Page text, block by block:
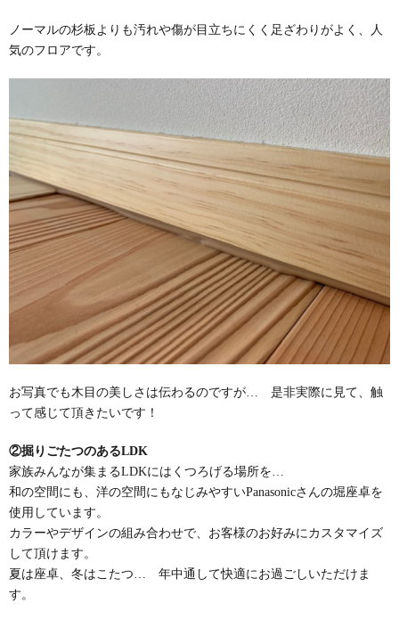
ノーマルの杉板よりも汚れや傷が目立ちにくく足ざわりがよく、人
気のフロアです。
お写真でも木目の美しさは伝わるのですが… 是非実際に見て、触
って感じて頂きたいです！
②掘りごたつのあるLDK
家族みんなが集まるLDKにはくつろげる場所を…
和の空間にも、洋の空間にもなじみやすいPanasonicさんの堀座卓を
使用しています。
カラーやデザインの組み合わせで、お客様のお好みにカスタマイズ
して頂けます。
夏は座卓、冬はこたつ… 年中通して快適にお過ごしいただけま
す。